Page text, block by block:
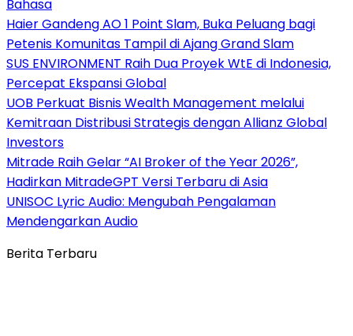
Bahasa
Haier Gandeng AO 1 Point Slam, Buka Peluang bagi
Petenis Komunitas Tampil di Ajang Grand Slam
SUS ENVIRONMENT Raih Dua Proyek WtE di Indonesia,
Percepat Ekspansi Global
UOB Perkuat Bisnis Wealth Management melalui
Kemitraan Distribusi Strategis dengan Allianz Global
Investors
Mitrade Raih Gelar “AI Broker of the Year 2026”,
Hadirkan MitradeGPT Versi Terbaru di Asia
UNISOC Lyric Audio: Mengubah Pengalaman
Mendengarkan Audio
Berita Terbaru